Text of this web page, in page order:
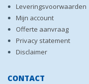
Leveringsvoorwaarden
Mijn account
Offerte aanvraag
Privacy statement
Disclaimer
CONTACT